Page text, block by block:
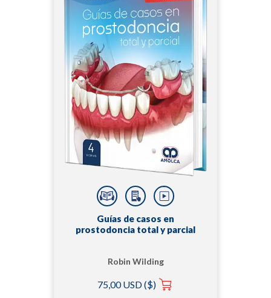
Guías de casos en
prostodoncia total y parcial
Robin Wilding
75,00 USD ($)